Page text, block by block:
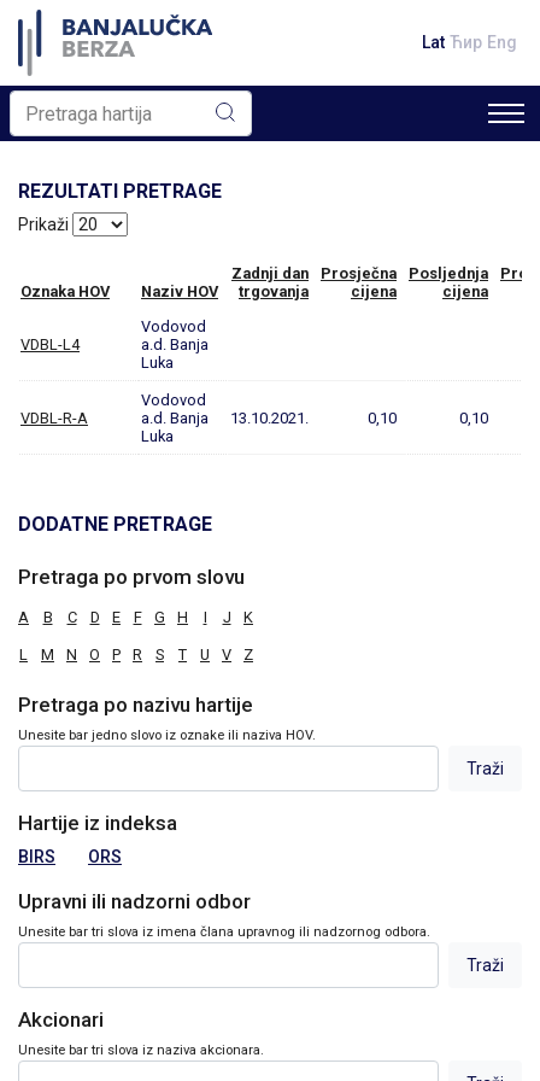
Lat Ћир Eng
REZULTATI PRETRAGE
Prikaži
Oznaka HOV Naziv HOV
Zadnji dan
trgovanja
Prosječna
cijena
Posljednja
cijena
VDBL-L4
Vodovod
a.d. Banja
Luka
VDBL-R-A
Vodovod
a.d. Banja
Luka
13.10.2021. 0,10 0,10
DODATNE PRETRAGE
Pretraga po prvom slovu
A B C D E F G H I J K
L M N O P R S T U V Z
Pretraga po nazivu hartije
Unesite bar jedno slovo iz oznake ili naziva HOV.
Hartije iz indeksa
BIRS ORS
Upravni ili nadzorni odbor
Unesite bar tri slova iz imena člana upravnog ili nadzornog odbora.
Akcionari
Unesite bar tri slova iz naziva akcionara.